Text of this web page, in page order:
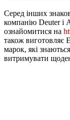
Серед інших
компанію Deuter і
ознайомитися на
також виготовляє
марок, які
витримувати